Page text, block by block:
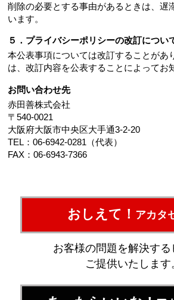
削除の必要とする事由があるときは、遅
います。
５．プライバシーポリシーの改訂につい
本公表事項については改訂することがあ
は、改訂内容を公表することによってお
お問い合わせ先
赤田善株式会社
〒540-0021
大阪府大阪市中央区大手通3-2-20
TEL：06-6942-0281（代表）
FAX：06-6943-7366
おしえて！ アカタ
お客様の問題を解決する
ご提供いたします